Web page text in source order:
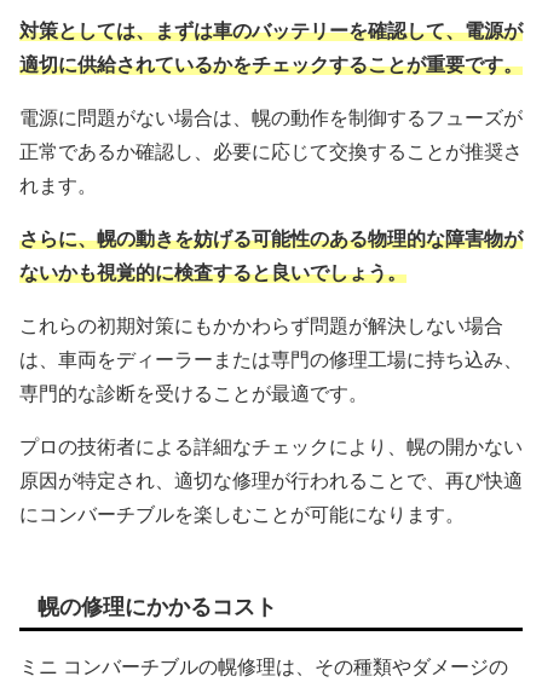
対策としては、まずは車のバッテリーを確認して、電源が
適切に供給されているかをチェックすることが重要です。
電源に問題がない場合は、幌の動作を制御するフューズが
正常であるか確認し、必要に応じて交換することが推奨さ
れます。
さらに、幌の動きを妨げる可能性のある物理的な障害物が
ないかも視覚的に検査すると良いでしょう。
これらの初期対策にもかかわらず問題が解決しない場合
は、車両をディーラーまたは専門の修理工場に持ち込み、
専門的な診断を受けることが最適です。
プロの技術者による詳細なチェックにより、幌の開かない
原因が特定され、適切な修理が行われることで、再び快適
にコンバーチブルを楽しむことが可能になります。
幌の修理にかかるコスト
ミニ コンバーチブルの幌修理は、その種類やダメージの